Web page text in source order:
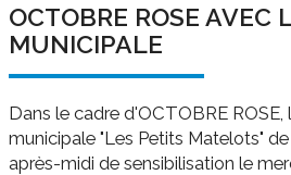
OCTOBRE ROSE AVEC
MUNICIPALE
Dans le cadre d'OCTOBRE
municipale "Les Petits Matelots"
après-midi de sensibilisation le